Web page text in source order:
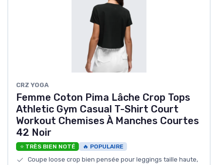
CRZ YOGA
Femme Coton Pima Lâche Crop Tops
Athletic Gym Casual T-Shirt Court
Workout Chemises À Manches Courtes
42 Noir
⭐ TRÈS BIEN NOTÉ 🔥 POPULAIRE
Coupe loose crop bien pensée pour leggings taille haute,